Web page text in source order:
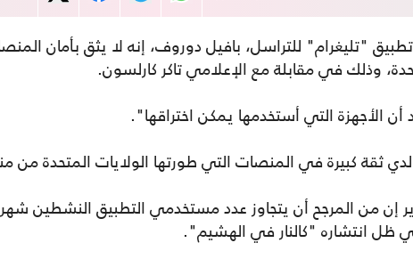
"تليغرام" للتراسل، بافيل دوروف، إنه لا يثق بأمان
وذلك في مقابلة مع الإعلامي تاكر كارلسون.
الأجهزة التي أستخدمها يمكن اختراقها".
ثقة كبيرة في المنصات التي طورتها الولايات المتحدة من
إن من المرجح أن يتجاوز عدد مستخدمي التطبيق النشطين
انتشاره "كالنار في الهشيم".